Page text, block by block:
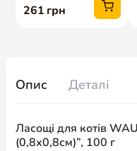
Опис Деталі
Ласощі для котів
(0,8х0,8см)”, 100 г